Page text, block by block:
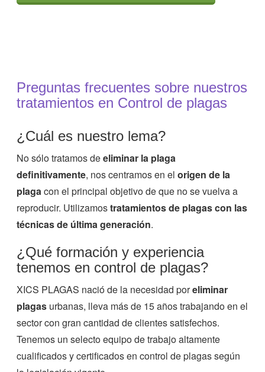
Preguntas frecuentes sobre nuestros
tratamientos en Control de plagas
¿Cuál es nuestro lema?
No sólo tratamos deeliminar la plaga
definitivamente, nos centramos en elorigen de la
plagacon el principal objetivo de que no se vuelva a
reproducir. Utilizamostratamientos de plagas con las
técnicas de última generación.
¿Qué formación y experiencia
tenemos en control de plagas?
XICS PLAGAS nació de la necesidad poreliminar
plagas urbanas, lleva más de 15 años trabajando en el
sector con gran cantidad de clientes satisfechos.
Tenemos un selecto equipo de trabajo altamente
cualificados y certificados en control de plagas según